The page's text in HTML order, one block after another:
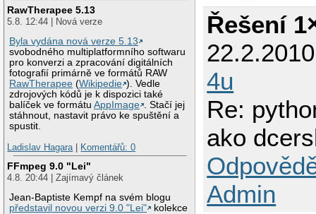
RawTherapee 5.13
5.8. 12:44 | Nová verze
Byla vydána nová verze 5.13
svobodného multiplatformního softwaru
pro konverzi a zpracování digitálních
fotografií primárně ve formátů RAW
RawTherapee (Wikipedie ). Vedle
zdrojových kódů je k dispozici také
balíček ve formátuAppImage . Stačí jej
stáhnout, nastavit právo ke spuštění a
spustit.
Ladislav Hagara| Komentářů: 0
FFmpeg 9.0 "Lei"
4.8. 20:44 | Zajímavý článek
Jean-Baptiste Kempf na svém blogu
představil novou verzi 9.0 "Lei"
kolekce
Řešení
4u
Re:
ako
Admin